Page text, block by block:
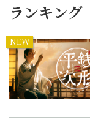
ランキング
NEW